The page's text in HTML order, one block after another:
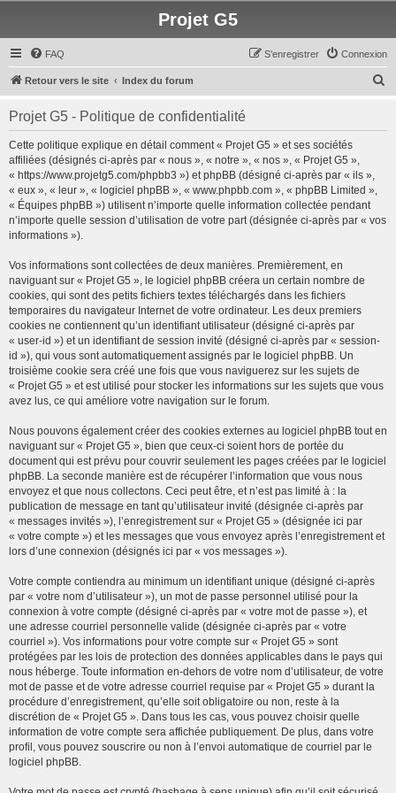
Projet G5
FAQ Connexion
S’enregistrer
Retour vers le site Index du forum
Projet G5 - Politique de confidentialité
Cette politique explique en détail comment « Projet G5 » et ses sociétés
affiliées (désignés ci-après par « nous », « notre », « nos », « Projet G5 »,
« https://www.projetg5.com/phpbb3 ») et phpBB (désigné ci-après par « ils »,
« eux », « leur », « logiciel phpBB », « www.phpbb.com », « phpBB Limited »,
« Équipes phpBB ») utilisent n’importe quelle information collectée pendant
n’importe quelle session d’utilisation de votre part (désignée ci-après par « vos
informations »).
Vos informations sont collectées de deux manières. Premièrement, en
naviguant sur « Projet G5 », le logiciel phpBB créera un certain nombre de
cookies, qui sont des petits fichiers textes téléchargés dans les fichiers
temporaires du navigateur Internet de votre ordinateur. Les deux premiers
cookies ne contiennent qu’un identifiant utilisateur (désigné ci-après par
« user-id ») et un identifiant de session invité (désigné ci-après par « session-
id »), qui vous sont automatiquement assignés par le logiciel phpBB. Un
troisième cookie sera créé une fois que vous naviguerez sur les sujets de
« Projet G5 » et est utilisé pour stocker les informations sur les sujets que vous
avez lus, ce qui améliore votre navigation sur le forum.
Nous pouvons également créer des cookies externes au logiciel phpBB tout en
naviguant sur « Projet G5 », bien que ceux-ci soient hors de portée du
document qui est prévu pour couvrir seulement les pages créées par le logiciel
phpBB. La seconde manière est de récupérer l’information que vous nous
envoyez et que nous collectons. Ceci peut être, et n’est pas limité à : la
publication de message en tant qu’utilisateur invité (désignée ci-après par
« messages invités »), l’enregistrement sur « Projet G5 » (désignée ici par
« votre compte ») et les messages que vous envoyez après l’enregistrement et
lors d’une connexion (désignés ici par « vos messages »).
Votre compte contiendra au minimum un identifiant unique (désigné ci-après
par « votre nom d’utilisateur »), un mot de passe personnel utilisé pour la
connexion à votre compte (désigné ci-après par « votre mot de passe »), et
une adresse courriel personnelle valide (désignée ci-après par « votre
courriel »). Vos informations pour votre compte sur « Projet G5 » sont
protégées par les lois de protection des données applicables dans le pays qui
nous héberge. Toute information en-dehors de votre nom d’utilisateur, de votre
mot de passe et de votre adresse courriel requise par « Projet G5 » durant la
procédure d’enregistrement, qu’elle soit obligatoire ou non, reste à la
discrétion de « Projet G5 ». Dans tous les cas, vous pouvez choisir quelle
information de votre compte sera affichée publiquement. De plus, dans votre
profil, vous pouvez souscrire ou non à l’envoi automatique de courriel par le
logiciel phpBB.